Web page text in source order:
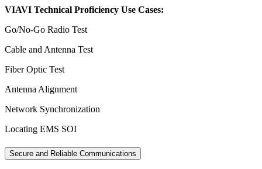
VIAVI Technical Proficiency Use Cases:
Go/No-Go Radio Test
Cable and Antenna Test
Fiber Optic Test
Antenna Alignment
Network Synchronization
Locating EMS SOI
Secure and Reliable Communications